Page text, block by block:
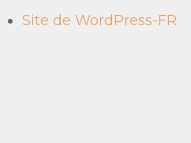
Site de WordPress-FR